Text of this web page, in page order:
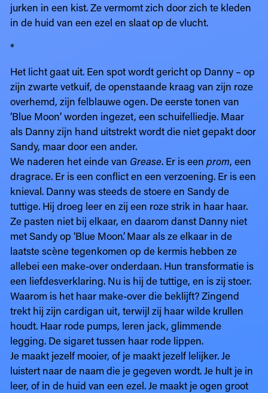
jurken in een kist. Ze vermomt zich door zich te kleden
in de huid van een ezel en slaat op de vlucht.
*
Het licht gaat uit. Een spot wordt gericht op Danny – op
zijn zwarte vetkuif, de openstaande kraag van zijn roze
overhemd, zijn felblauwe ogen. De eerste tonen van
‘Blue Moon’ worden ingezet, een schuifelliedje. Maar
als Danny zijn hand uitstrekt wordt die niet gepakt door
Sandy, maar door een ander.
We naderen het einde van Grease. Er is een prom, een
dragrace. Er is een conflict en een verzoening. Er is een
knieval. Danny was steeds de stoere en Sandy de
tuttige. Hij droeg leer en zij een roze strik in haar haar.
Ze pasten niet bij elkaar, en daarom danst Danny niet
met Sandy op ‘Blue Moon’. Maar als ze elkaar in de
laatste scène tegenkomen op de kermis hebben ze
allebei een make-over onderdaan. Hun transformatie is
een liefdesverklaring. Nu is hij de tuttige, en is zij stoer.
Waarom is het haar make-over die beklijft? Zingend
trekt hij zijn cardigan uit, terwijl zij haar wilde krullen
houdt. Haar rode pumps, leren jack, glimmende
legging. De sigaret tussen haar rode lippen.
Je maakt jezelf mooier, of je maakt jezelf lelijker. Je
luistert naar de naam die je gegeven wordt. Je hult je in
leer, of in de huid van een ezel. Je maakt je ogen groot